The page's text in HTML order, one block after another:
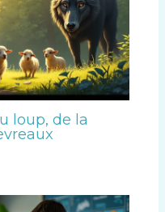
loup, de la